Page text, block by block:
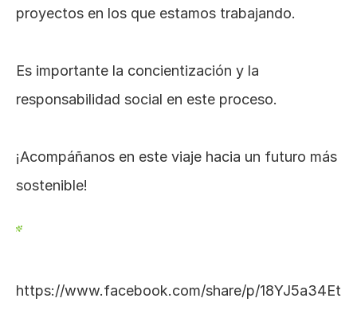
proyectos en los que estamos trabajando.
Es importante la concientización y la
responsabilidad social en este proceso.
¡Acompáñanos en este viaje hacia un futuro más
sostenible!
https://www.facebook.com/share/p/18YJ5a34Et